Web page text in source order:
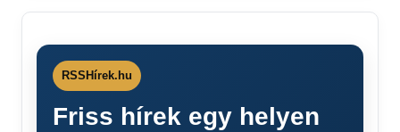
RSSHírek.hu
Friss hírek egy helyen